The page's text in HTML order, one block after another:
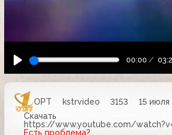
00:00
ОРТ kstrvideo 3153
15 июля
Скачать
https://www.youtube.com/
Есть проблема?